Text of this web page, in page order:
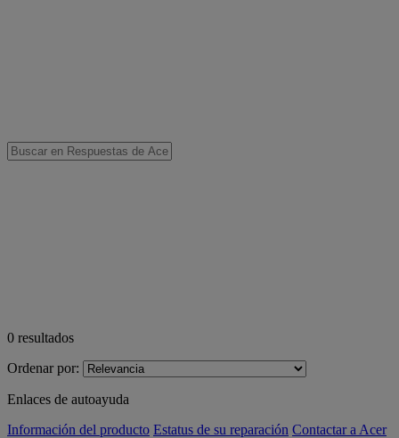
0 resultados
Ordenar por:
Enlaces de autoayuda
Información del producto Estatus de su reparación Contactar a Acer